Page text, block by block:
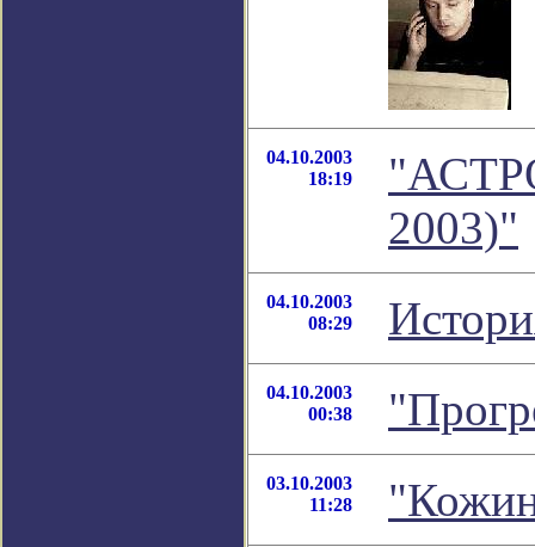
04.10.2003
18:19
2003)"
04.10.2003
08:29
04.10.2003
00:38
03.10.2003
11:28